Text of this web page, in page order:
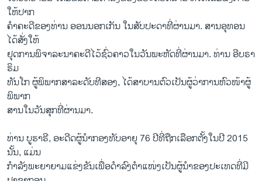
ໃຫ້ປາກ
ຄຳຄະດີຂອງທ່ານ ອອນນອກເກັນ ໃນສັບປະດາທີ່ຜ່ານມາ. ສານອຸທອນ
ໄດ້ສັ່ງໃຫ້
ຢຸດການພິຈາລະນາຄະດີໄວ້ຊົ່ວຄາວໃນວັນພະຫັດທີ່ຜ່ານມາ. ທ່ານ ອີບຣາ
ຮິມ
ທັນໂກ ຜູ້ພິພາກສາລະດັບທີສອງ, ໄດ້ສາບານຕົວເປັນຜູ້ວ່າການຫົວໜ້າຜູ້
ພິພາກ
ສານໃນວັນສຸກທີ່ຜ່ານມາ.
ທ່ານ ບູ​ຮາ​ຣີ, ອະ​ດີດ​ຜູ້​ນຳ​ກອ​ງ​ທັບ​ອາ​ຍຸ 76 ປີ​ທີ່ຖືກ​ເລືອກ​ຕັ້ງ​ໃນ​ປີ 2015
ນັ້ນ, ແມ່ນ
ກຳລັງພະຍາຍາມແຂ່ງຂັນເພື່ອດຳລົງຕຳແໜ່ງເປັນຜູ້ນຳຂອງປະເທດທີ່ມີ